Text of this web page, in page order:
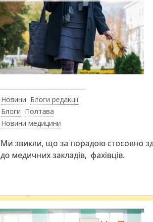
Новини Блоги редакції
Блоги Полтава
Новини медицини
Ми звикли, що за порадою стосовно
до медичних закладів, фахівців.